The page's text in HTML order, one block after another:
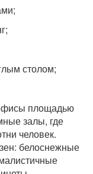
столом;
площадью
залы, где
человек.
белоснежные